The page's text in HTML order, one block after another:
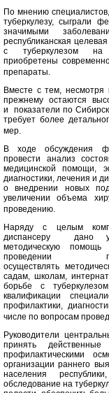
По мнению
туберкулезу, сыграли
значимыми
республиканская
с туберкулезом
приобретены
препараты.
Вместе с тем,
прежнему остаются
и показатели по
требует более
мер.
В ходе обсуждения
провести анализ
медицинской помощи,
диагностики, лечения и
о внедрении новых
увеличении объема
проведению.
Наряду с целым
диспансеру дано
методическую
проведении
осуществлять
садам, школам,
борьбе с
квалификации
профилактики,
числе по вопросам
Руководители
принять
профилактическими
организации раннего
населения
обследование на